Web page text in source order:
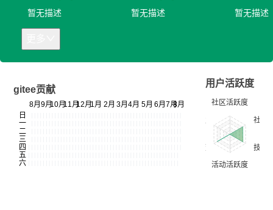
暂无描述 暂无描述 暂无描述
gitee贡献
用户活跃度